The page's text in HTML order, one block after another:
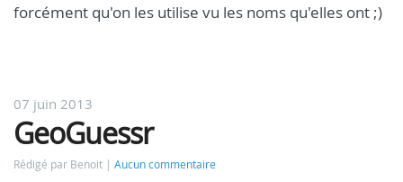
forcément qu'on les utilise vu les noms qu'elles ont ;)
07 juin 2013
GeoGuessr
Rédigé par Benoit
Aucun commentaire